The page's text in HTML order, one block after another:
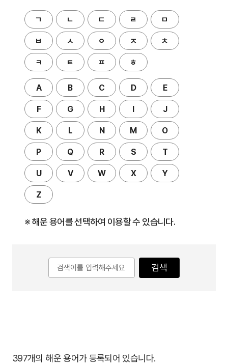
ㄱ ㄴ ㄷ ㄹ ㅁ
ㅂ ㅅ ㅇ ㅈ ㅊ
ㅋ ㅌ ㅍ ㅎ
A B C D E
F G H I J
K L N M O
P Q R S T
U V W X Y
Z
※ 해운 용어를 선택하여 이용할 수 있습니다.
검색
397개의 해운 용어가 등록되어 있습니다.